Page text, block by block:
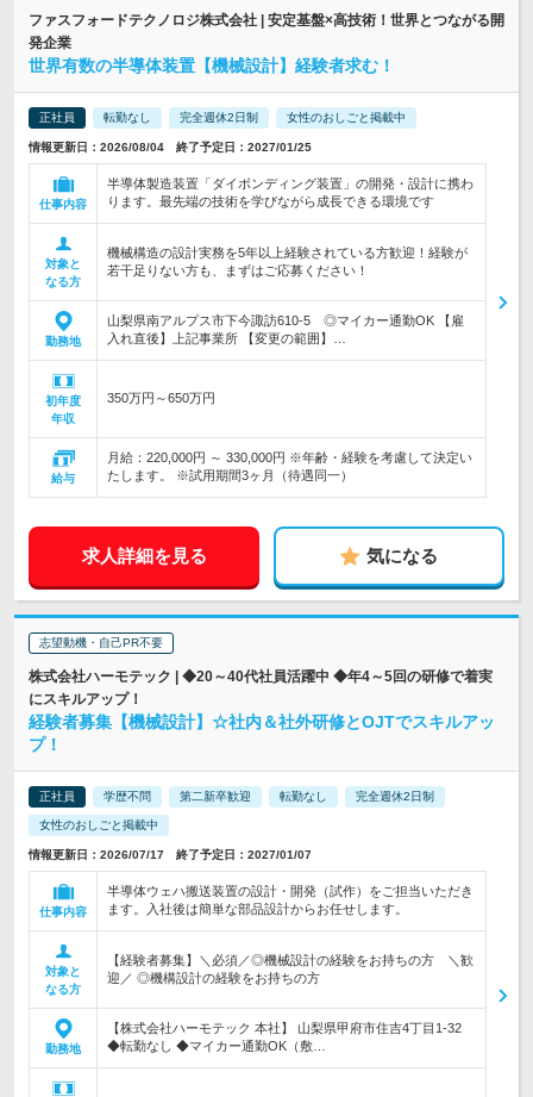
ファスフォードテクノロジ株式会社 | 安定基盤×高技術！世界とつながる開
発企業
世界有数の半導体装置【機械設計】経験者求む！
正社員 転勤なし 完全週休2日制 女性のおしごと掲載中
情報更新日：2026/08/04 終了予定日：2027/01/25
仕事内容
半導体製造装置「ダイボンディング装置」の開発・設計に携わ
ります。最先端の技術を学びながら成長できる環境です
対象と
なる方
機械構造の設計実務を5年以上経験されている方歓迎！経験が
若干足りない方も、まずはご応募ください！
勤務地
山梨県南アルプス市下今諏訪610-5 ◎マイカー通勤OK 【雇
入れ直後】上記事業所 【変更の範囲】…
初年度
年収
350万円～650万円
給与
月給：220,000円 ～ 330,000円 ※年齢・経験を考慮して決定い
たします。 ※試用期間3ヶ月（待遇同一）
求人詳細を見る 気になる
志望動機・自己PR不要
株式会社ハーモテック | ◆20～40代社員活躍中 ◆年4～5回の研修で着実
にスキルアップ！
経験者募集【機械設計】☆社内＆社外研修とOJTでスキルアッ
プ！
正社員 学歴不問 第二新卒歓迎 転勤なし 完全週休2日制
女性のおしごと掲載中
情報更新日：2026/07/17 終了予定日：2027/01/07
仕事内容
半導体ウェハ搬送装置の設計・開発（試作）をご担当いただき
ます。入社後は簡単な部品設計からお任せします。
対象と
なる方
【経験者募集】＼必須／◎機械設計の経験をお持ちの方 ＼歓
迎／ ◎機構設計の経験をお持ちの方
勤務地
【株式会社ハーモテック 本社】 山梨県甲府市住吉4丁目1-32
◆転勤なし ◆マイカー通勤OK（敷…